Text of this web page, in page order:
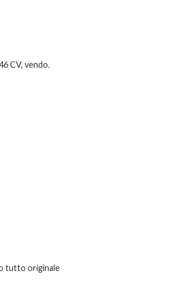
CV, vendo.
tutto originale